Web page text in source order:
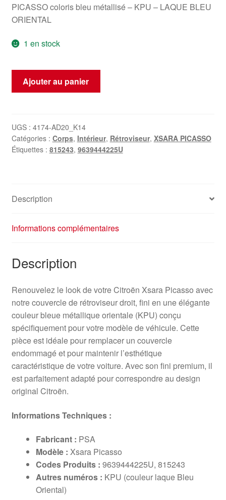
PICASSO coloris bleu métallisé – KPU – LAQUE BLEU
ORIENTAL
1 en stock
quantité
rétroviseur
droit
Citroën
815243
Ajouter au panier
UGS : 4174-AD20_K14
Catégories : Corps, Intérieur, Rétroviseur, XSARA PICASSO
Étiquettes : 815243, 9639444225U
Description
Informations complémentaires
Description
Renouvelez le look de votre Citroën Xsara Picasso avec
notre couvercle de rétroviseur droit, fini en une élégante
couleur bleue métallique orientale (KPU) conçu
spécifiquement pour votre modèle de véhicule. Cette
pièce est idéale pour remplacer un couvercle
endommagé et pour maintenir l’esthétique
caractéristique de votre voiture. Avec son fini premium, il
est parfaitement adapté pour correspondre au design
original Citroën.
Informations Techniques :
Fabricant : PSA
Modèle : Xsara Picasso
Codes Produits : 9639444225U, 815243
Autres numéros : KPU (couleur laque Bleu
Oriental)